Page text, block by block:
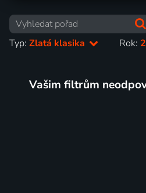
Typ: Zlatá klasika Rok:
Vašim filtrům